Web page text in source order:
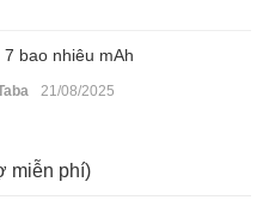
7 bao nhiêu mAh
21/08/2025
miễn phí)